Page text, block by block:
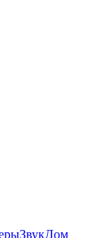
ЗвукДом